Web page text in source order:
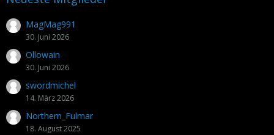
MagMag991
30. Juni 2026
Ollowain
30. Juni 2026
swordmichel
14. März 2026
Northern_Fulmar
18. August 2025